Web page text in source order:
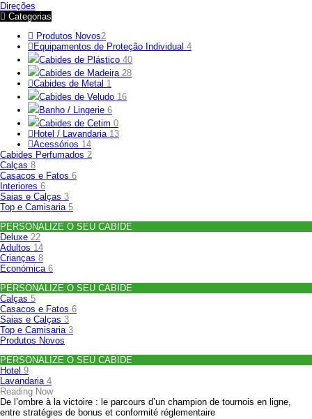
Direções
Categorias
Produtos Novos2
Equipamentos de Proteção Individual 4
Cabides de Plástico 40
Cabides de Madeira 28
Cabides de Metal 1
Cabides de Veludo 16
Banho / Lingerie 6
Cabides de Cetim 0
Hotel / Lavandaria 13
Acessórios 14
Cabides Perfumados 2
Calças 8
Casacos e Fatos 6
Interiores 6
Saias e Calças 3
Top e Camisaria 5
PERSONALIZE O SEU CABIDE
Deluxe 22
Adultos 14
Crianças 8
Económica 6
PERSONALIZE O SEU CABIDE
Calças 5
Casacos e Fatos 6
Saias e Calças 3
Top e Camisaria 3
Produtos Novos
PERSONALIZE O SEU CABIDE
Hotel 9
Lavandaria 4
Reading Now
De l’ombre à la victoire : le parcours d’un champion de tournois en ligne,
entre stratégies de bonus et conformité réglementaire